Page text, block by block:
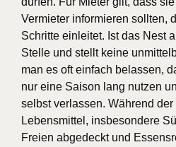
Vermieter informieren sollten,
Schritte einleitet. Ist das Nest
Stelle und stellt keine
man es oft einfach belassen,
nur eine Saison lang nutzen
selbst verlassen. Während
Lebensmittel, insbesondere
Freien abgedeckt und